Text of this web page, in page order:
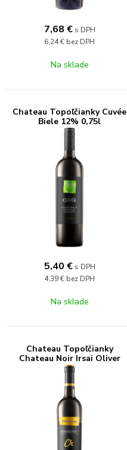
7,68 € s DPH
6,24 € bez DPH
Na sklade
Chateau Topoľčianky Cuvée
Biele 12% 0,75l
5,40 € s DPH
4,39 € bez DPH
Na sklade
Chateau Topoľčianky
Chateau Noir Irsai Oliver
12% 0,75l